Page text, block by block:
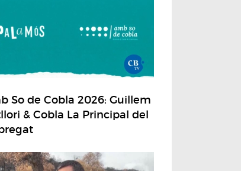
So de Cobla 2026: Guillem
& Cobla La Principal del